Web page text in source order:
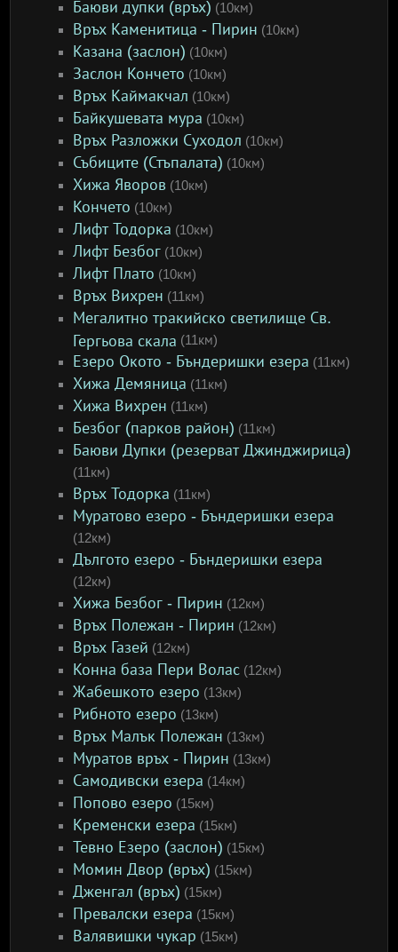
Баюви дупки (връх) (10км)
Връх Каменитица - Пирин (10км)
Казана (заслон) (10км)
Заслон Кончето (10км)
Връх Каймакчал (10км)
Байкушевата мура (10км)
Връх Разложки Суходол (10км)
Събиците (Стъпалата) (10км)
Хижа Яворов (10км)
Кончето (10км)
Лифт Тодорка (10км)
Лифт Безбог (10км)
Лифт Плато (10км)
Връх Вихрен (11км)
Мегалитно тракийско светилище Св.
Гергьова скала (11км)
Езеро Окото - Бъндеришки езера (11км)
Хижа Демяница (11км)
Хижа Вихрен (11км)
Безбог (парков район) (11км)
Баюви Дупки (резерват Джинджирица)
(11км)
Връх Тодорка (11км)
Муратово езеро - Бъндеришки езера
(12км)
Дългото езеро - Бъндеришки езера
(12км)
Хижа Безбог - Пирин (12км)
Връх Полежан - Пирин (12км)
Връх Газей (12км)
Конна база Пери Волас (12км)
Жабешкото езеро (13км)
Рибното езеро (13км)
Връх Малък Полежан (13км)
Муратов връх - Пирин (13км)
Самодивски езера (14км)
Попово езеро (15км)
Кременски езера (15км)
Тевно Езеро (заслон) (15км)
Момин Двор (връх) (15км)
Дженгал (връх) (15км)
Превалски езера (15км)
Валявишки чукар (15км)